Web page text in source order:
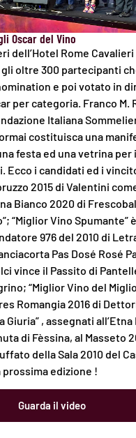
Oscar del Vino
dell’Hotel Rome
oltre 300 partecipanti
e poi votato in
per categoria. Franco M.
Italiana
costituisca una
festa ed una vetrina per
Ecco i candidati ed i
2015 di Valentini
Bianco 2020 di
“Miglior Vino Spumante”
976 del 2010 di
Pas Dosé Rosé
vince il Passito di
“Miglior Vino del
Romangia 2016 di
Giuria” , assegnati all’Etna
di Fèssina, al Masseto
della Sala 2010 del
prossima edizione !
Guarda il video